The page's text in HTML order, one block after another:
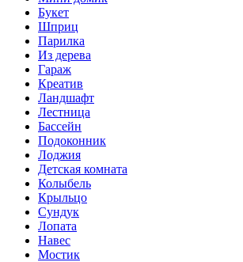
Букет
Шприц
Парилка
Из дерева
Гараж
Креатив
Ландшафт
Лестница
Бассейн
Подоконник
Лоджия
Детская комната
Колыбель
Крыльцо
Сундук
Лопата
Навес
Мостик